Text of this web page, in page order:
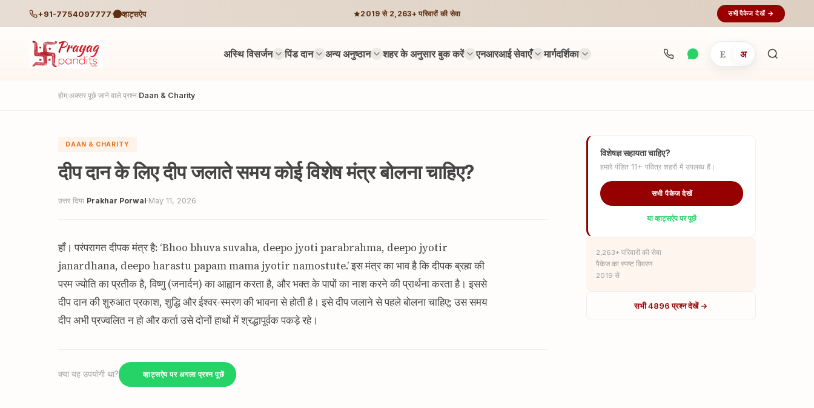
+91-7754097777 व्हाट्सऐप 2019 से 2,263+ परिवारों की सेवा सभी पैकेज देखें →
अस्थि विसर्जन पिंड दान अन्य अनुष्ठान शहर के अनुसार बुक करें एनआरआई सेवाएँ मार्गदर्शिका E अ
अनुष्ठान
होम/अक्सर पूछे जाने वाले प्रश्न/Daan & Charity
DAAN & CHARITY
दीप दान के लिए दीप जलाते समय कोई विशेष मंत्र बोलना चाहिए?
उत्तर दिया Prakhar Porwal·May 11, 2026
हाँ। परंपरागत दीपक मंत्र है: ‘Bhoo bhuva suvaha, deepo jyoti parabrahma, deepo jyotir
janardhana, deepo harastu papam mama jyotir namostute.’ इस मंत्र का भाव है कि दीपक ब्रह्म की
परम ज्योति का प्रतीक है, विष्णु (जनार्दन) का आह्वान करता है, और भक्त के पापों का नाश करने की प्रार्थना करता है। इससे
दीप दान की शुरुआत प्रकाश, शुद्धि और ईश्वर-स्मरण की भावना से होती है। इसे दीप जलाने से पहले बोलना चाहिए; उस समय
दीप अभी प्रज्वलित न हो और कर्ता उसे दोनों हाथों में श्रद्धापूर्वक पकड़े रहे।
क्या यह उपयोगी था? व्हाट्सऐप पर अगला प्रश्न पूछें
विशेषज्ञ सहायता चाहिए?
हमारे पंडित 11+ पवित्र शहरों में उपलब्ध हैं।
सभी पैकेज देखें
या व्हाट्सऐप पर पूछें
2,263+ परिवारों की सेवा
पैकेज का स्पष्ट विवरण
2019 से
सभी 4896 प्रश्न देखें →